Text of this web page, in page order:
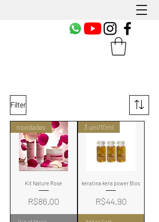
Filter
novidades
Kit Nature Rose
Price
R$86.00
3 uni/10ml
keratina kera power Bios
Price
R$44.90